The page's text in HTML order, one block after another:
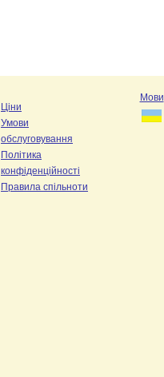
Ціни
Умови
обслуговування
Політика
конфіденційності
Правила спільноти
Мови